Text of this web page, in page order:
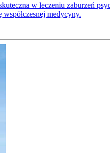
w leczeniu zaburzeń
medycyny.